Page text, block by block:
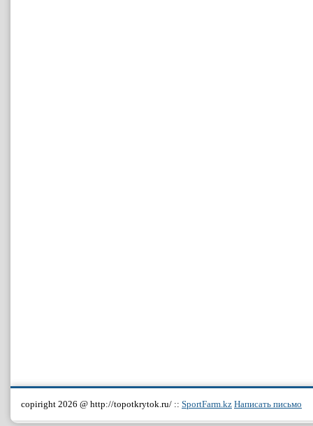
copiright 2026 @ http://topotkrytok.ru/ :: SportFarm.kz Написать письмо